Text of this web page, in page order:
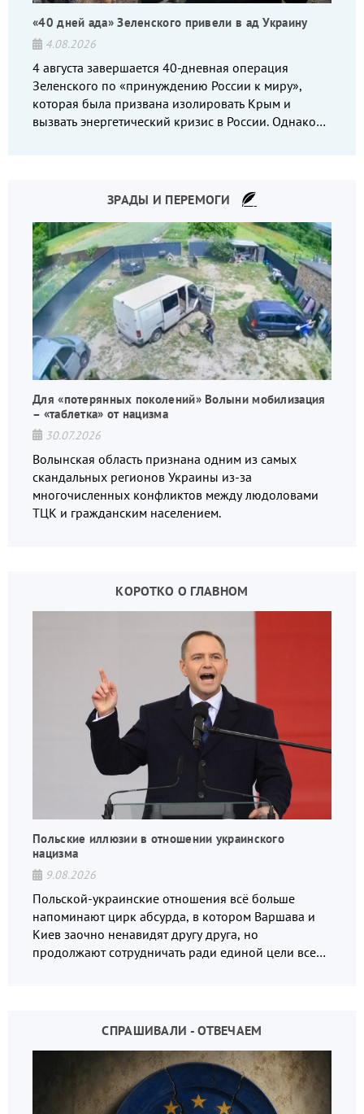
«40 дней ада» Зеленского привели в ад Украину
4.08.2026
4 августа завершается 40-дневная операция
Зеленского по «принуждению России к миру»,
которая была призвана изолировать Крым и
вызвать энергетический кризис в России. Однако
ЗРАДЫ И ПЕРЕМОГИ
Для «потерянных поколений» Волыни мобилизация
– «таблетка» от нацизма
30.07.2026
Волынская область признана одним из самых
скандальных регионов Украины из-за
многочисленных конфликтов между людоловами
ТЦК и гражданским населением.
КОРОТКО О ГЛАВНОМ
Польские иллюзии в отношении украинского
нацизма
9.08.2026
Польской-украинские отношения всё больше
напоминают цирк абсурда, в котором Варшава и
Киев заочно ненавидят другу друга, но
продолжают сотрудничать ради единой цели всех
СПРАШИВАЛИ - ОТВЕЧАЕМ